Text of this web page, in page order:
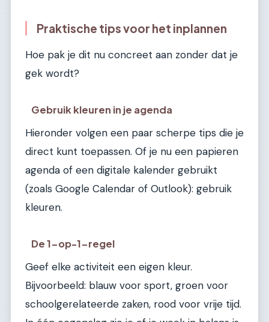
Praktische tips voor het inplannen
Hoe pak je dit nu concreet aan zonder dat je
gek wordt?
Gebruik kleuren in je agenda
Hieronder volgen een paar scherpe tips die je
direct kunt toepassen. Of je nu een papieren
agenda of een digitale kalender gebruikt
(zoals Google Calendar of Outlook): gebruik
kleuren.
De 1-op-1-regel
Geef elke activiteit een eigen kleur.
Bijvoorbeeld: blauw voor sport, groen voor
schoolgerelateerde zaken, rood voor vrije tijd.